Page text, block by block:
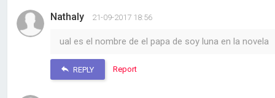
Nathaly 21-09-2017 18:56
ual es el nombre de el papa de soy luna en la novela
REPLY Report